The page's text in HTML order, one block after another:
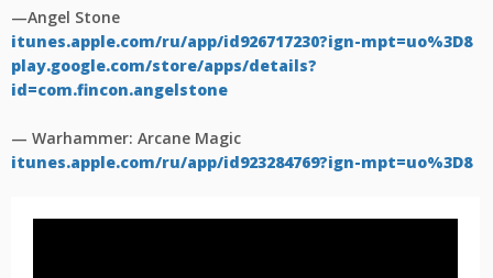
—Angel Stone
itunes.apple.com/ru/app/id926717230?ign-mpt=uo%3D8
play.google.com/store/apps/details?
id=com.fincon.angelstone
— Warhammer: Arcane Magic
itunes.apple.com/ru/app/id923284769?ign-mpt=uo%3D8